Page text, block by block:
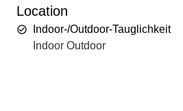
Location
Indoor-/Outdoor-Tauglichkeit
Indoor Outdoor